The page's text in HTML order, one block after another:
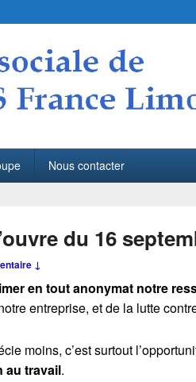
Limours
Nous contacter
du 16
↓
en tout anonymat notre
entreprise, et de la lutte
moins, c’est surtout
au travail.